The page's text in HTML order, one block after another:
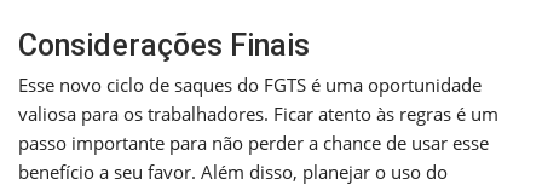
Considerações Finais
Esse novo ciclo de saques do FGTS é uma oportunidade
valiosa para os trabalhadores. Ficar atento às regras é um
passo importante para não perder a chance de usar esse
benefício a seu favor. Além disso, planejar o uso do